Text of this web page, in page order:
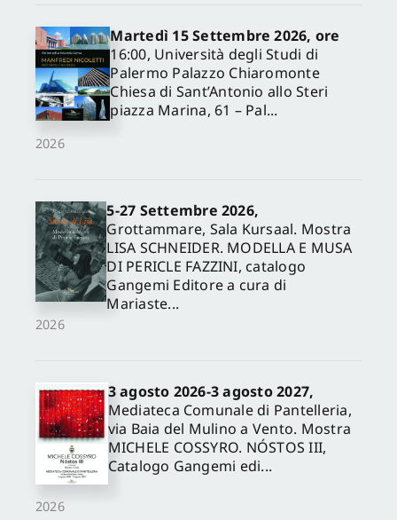
2026
Martedì 15 Settembre 2026, ore
16:00, Università degli Studi di
Palermo Palazzo Chiaromonte
Chiesa di Sant’Antonio allo Steri
piazza Marina, 61 – Pal...
2026
5-27 Settembre 2026,
Grottammare, Sala Kursaal. Mostra
LISA SCHNEIDER. MODELLA E MUSA
DI PERICLE FAZZINI, catalogo
Gangemi Editore a cura di
Mariaste...
2026
3 agosto 2026-3 agosto 2027,
Mediateca Comunale di Pantelleria,
via Baia del Mulino a Vento. Mostra
MICHELE COSSYRO. NÓSTOS III,
Catalogo Gangemi edi...